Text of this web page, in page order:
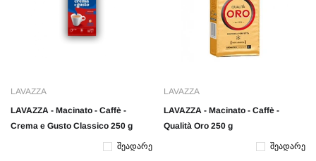
LAVAZZA
LAVAZZA - Macinato - Caffè -
Crema e Gusto Classico 250 g
Შეადარე
LAVAZZA
LAVAZZA - Macinato - Caffè -
Qualità Oro 250 g
Შეადარე